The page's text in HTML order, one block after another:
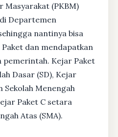
Masyarakat (PKBM)
Departemen
nantinya bisa
dan mendapatkan
pemerintah. Kejar Paket
Dasar (SD), Kejar
Sekolah Menengah
Paket C setara
Atas (SMA).